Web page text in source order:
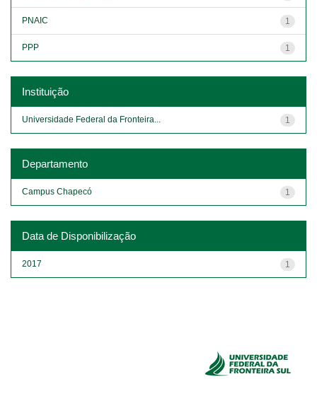
1
PNAIC
1
PPP
Instituição
1
Universidade Federal da Fronteira...
Departamento
1
Campus Chapecó
Data de Disponibilização
1
2017